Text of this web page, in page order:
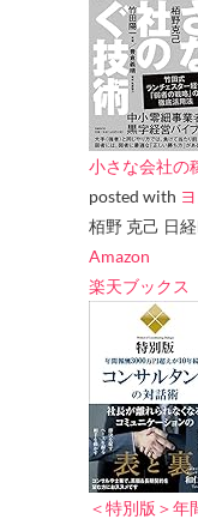
小さな会社の
posted with
栢野 克己 日
Amazon
楽天ブックス
＜特別版＞年